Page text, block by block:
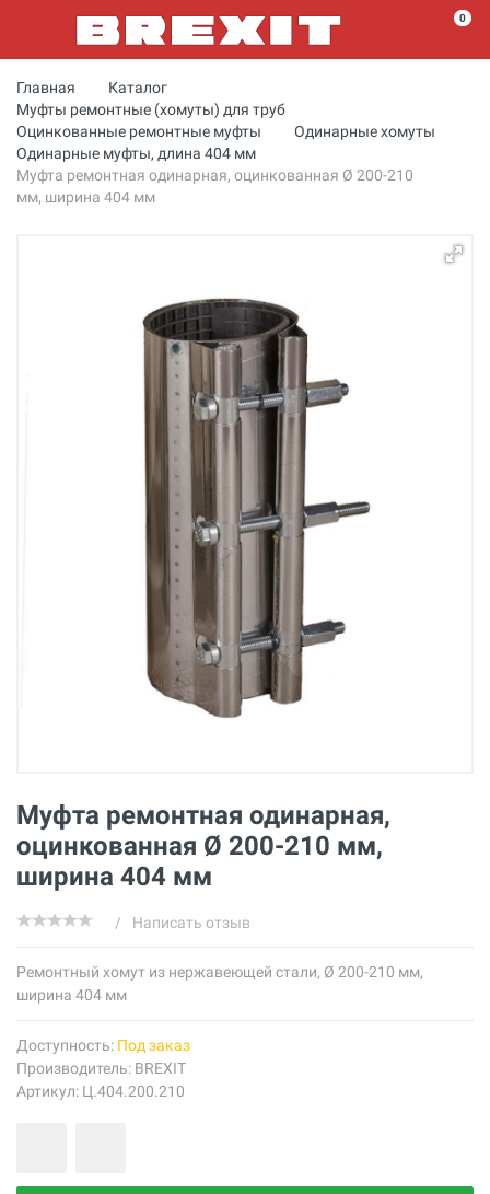
0
Главная
Каталог
Муфты ремонтные (хомуты) для труб
Оцинкованные ремонтные муфты
Одинарные хомуты
Одинарные муфты, длина 404 мм
Муфта ремонтная одинарная, оцинкованная Ø 200-210
мм, ширина 404 мм
Муфта ремонтная одинарная,
оцинкованная Ø 200-210 мм,
ширина 404 мм
/ Написать отзыв
Ремонтный хомут из нержавеющей стали, Ø 200-210 мм,
ширина 404 мм
Доступность: Под заказ
Производитель: BREXIT
Артикул: Ц.404.200.210